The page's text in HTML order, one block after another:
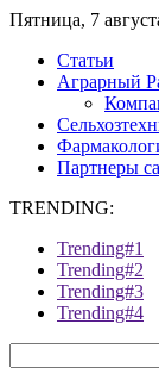
Пятница, 7
Статьи
Аграрный
Партнеры
TRENDING:
Trending#1
Trending#2
Trending#3
Trending#4